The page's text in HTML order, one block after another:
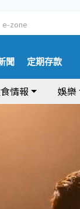
e-zone
聞 定期存款
情報 娛樂